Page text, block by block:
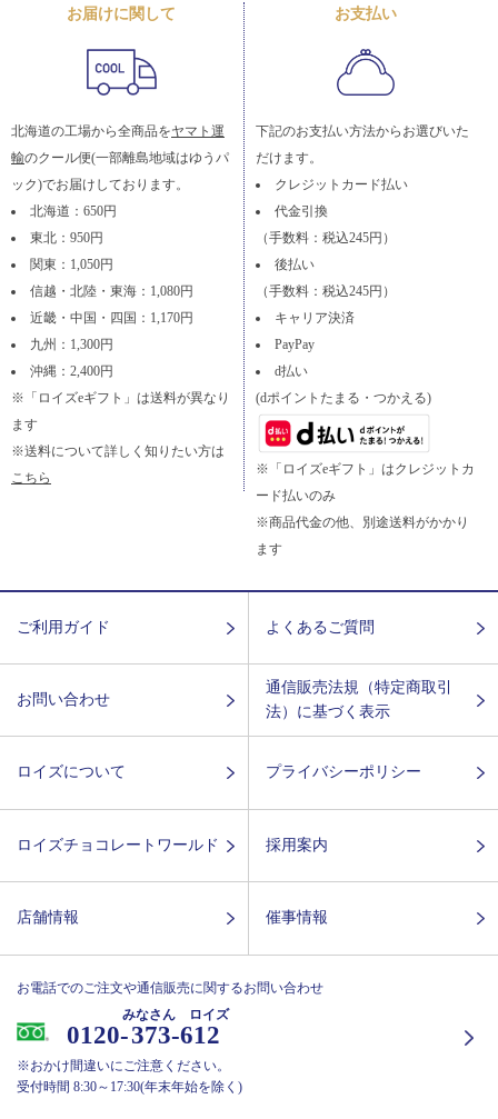
お届けに関して
北海道の工場から全商品をヤマト運
輸のクール便(一部離島地域はゆうパ
ック)でお届けしております。
北海道：650円
東北：950円
関東：1,050円
信越・北陸・東海：1,080円
近畿・中国・四国：1,170円
九州：1,300円
沖縄：2,400円
※「ロイズeギフト」は送料が異なり
ます
※送料について詳しく知りたい方は
こちら
お支払い
下記のお支払い方法からお選びいた
だけます。
クレジットカード払い
代金引換
（手数料：税込245円）
後払い
（手数料：税込245円）
キャリア決済
PayPay
d払い
(dポイントたまる・つかえる)
※「ロイズeギフト」はクレジットカ
ード払いのみ
※商品代金の他、別途送料がかかり
ます
ご利用ガイド よくあるご質問
お問い合わせ
通信販売法規（特定商取引
法）に基づく表示
ロイズについて プライバシーポリシー
ロイズチョコレートワールド 採用案内
店舗情報 催事情報
お電話でのご注文や通信販売に関するお問い合わせ
0120-373-612
みなさん ロイズ
※おかけ間違いにご注意ください。
受付時間 8:30～17:30(年末年始を除く)